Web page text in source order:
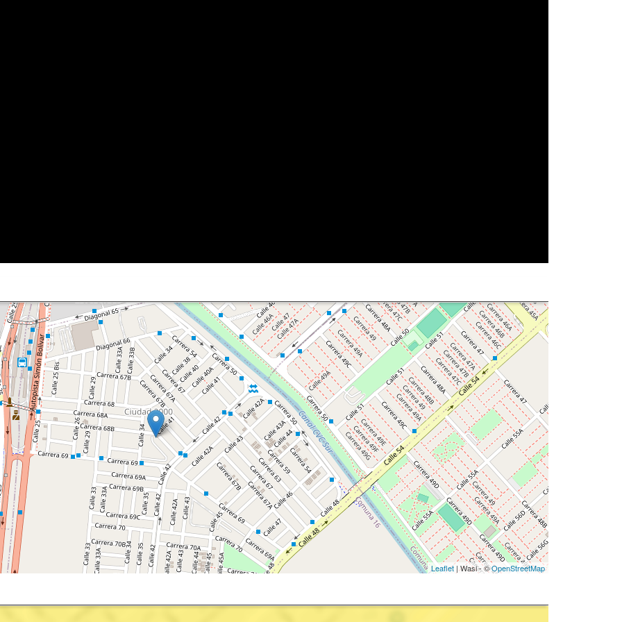
Leaflet| Wasi - ©OpenStreetMap